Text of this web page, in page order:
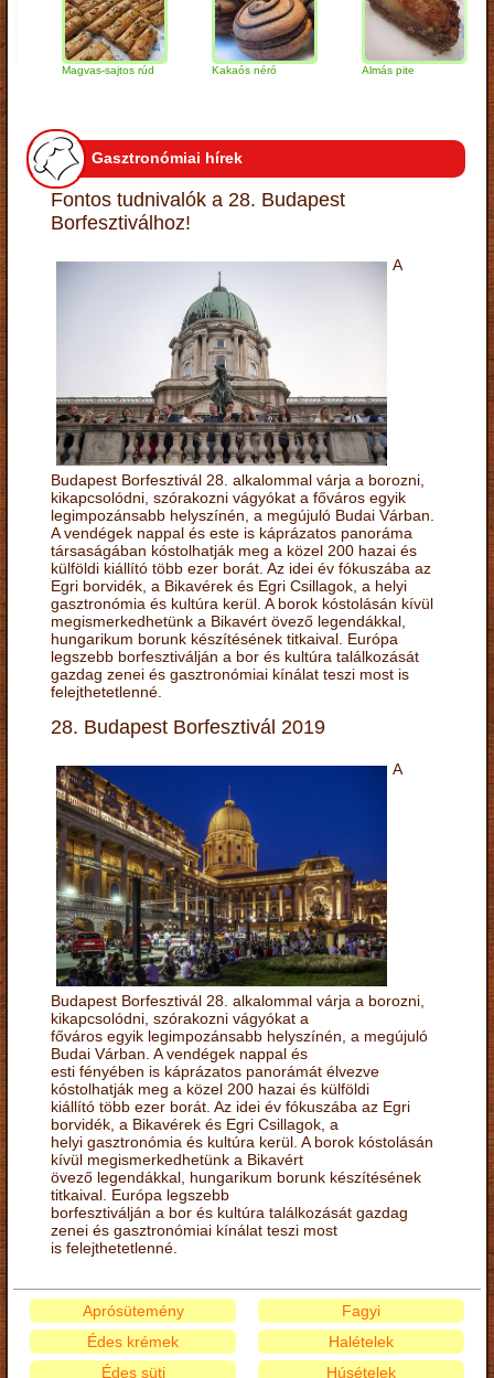
Magvas-sajtos rúd Kakaós néró Almás pite
Gasztronómiai hírek
Fontos tudnivalók a 28. Budapest
Borfesztiválhoz!
A
Budapest Borfesztivál 28. alkalommal várja a borozni,
kikapcsolódni, szórakozni vágyókat a főváros egyik
legimpozánsabb helyszínén, a megújuló Budai Várban.
A vendégek nappal és este is káprázatos panoráma
társaságában kóstolhatják meg a közel 200 hazai és
külföldi kiállító több ezer borát. Az idei év fókuszába az
Egri borvidék, a Bikavérek és Egri Csillagok, a helyi
gasztronómia és kultúra kerül. A borok kóstolásán kívül
megismerkedhetünk a Bikavért övező legendákkal,
hungarikum borunk készítésének titkaival. Európa
legszebb borfesztiválján a bor és kultúra találkozását
gazdag zenei és gasztronómiai kínálat teszi most is
felejthetetlenné.
28. Budapest Borfesztivál 2019
A
Budapest Borfesztivál 28. alkalommal várja a borozni,
kikapcsolódni, szórakozni vágyókat a
főváros egyik legimpozánsabb helyszínén, a megújuló
Budai Várban. A vendégek nappal és
esti fényében is káprázatos panorámát élvezve
kóstolhatják meg a közel 200 hazai és külföldi
kiállító több ezer borát. Az idei év fókuszába az Egri
borvidék, a Bikavérek és Egri Csillagok, a
helyi gasztronómia és kultúra kerül. A borok kóstolásán
kívül megismerkedhetünk a Bikavért
övező legendákkal, hungarikum borunk készítésének
titkaival. Európa legszebb
borfesztiválján a bor és kultúra találkozását gazdag
zenei és gasztronómiai kínálat teszi most
is felejthetetlenné.
Aprósütemény
Édes krémek
Édes süti
Fagyi
Halételek
Húsételek